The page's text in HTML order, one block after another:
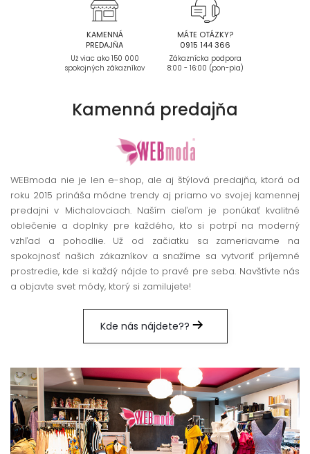
KAMENNÁ
PREDAJŇA
Už viac ako 150 000
spokojných zákazníkov
MÁTE OTÁZKY?
0915 144 366
Zákaznícka podpora
8:00 - 16:00 (pon-pia)
Kamenná predajňa
WEBmoda nie je len e-shop, ale aj štýlová predajňa, ktorá od
roku 2015 prináša módne trendy aj priamo vo svojej kamennej
predajni v Michalovciach. Naším cieľom je ponúkať kvalitné
oblečenie a doplnky pre každého, kto si potrpí na moderný
vzhľad a pohodlie. Už od začiatku sa zameriavame na
spokojnosť našich zákazníkov a snažíme sa vytvoriť príjemné
prostredie, kde si každý nájde to pravé pre seba. Navštívte nás
a objavte svet módy, ktorý si zamilujete!
Kde nás nájdete??